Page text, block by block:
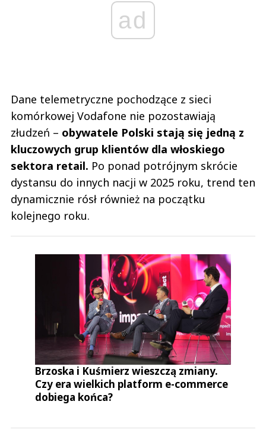
ad
Dane telemetryczne pochodzące z sieci
komórkowej Vodafone nie pozostawiają
złudzeń – obywatele Polski stają się jedną z
kluczowych grup klientów dla włoskiego
sektora retail. Po ponad potrójnym skrócie
dystansu do innych nacji w 2025 roku, trend ten
dynamicznie rósł również na początku
kolejnego roku.
Brzoska i Kuśmierz wieszczą zmiany.
Czy era wielkich platform e-commerce
dobiega końca?